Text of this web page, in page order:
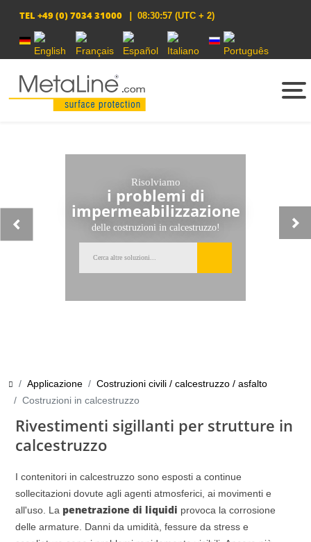
TEL +49 (0) 7034 31000 | 08:30:57 (UTC + 2)
Seleziona la tua lingua
Risolviamo
i problemi di
impermeabilizzazione
delle costruzioni in calcestruzzo!
Applicazione
Costruzioni civili / calcestruzzo / asfalto
Costruzioni in calcestruzzo
Rivestimenti sigillanti per strutture in
calcestruzzo
I contenitori in calcestruzzo sono esposti a continue
sollecitazioni dovute agli agenti atmosferici, ai movimenti e
all'uso. La penetrazione di liquidi provoca la corrosione
delle armature. Danni da umidità, fessure da stress e